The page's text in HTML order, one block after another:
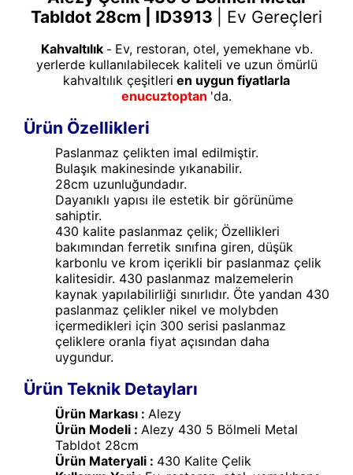
Tabldot 28cm | ID3913 Ev Gereçleri
Kahvaltılık- Ev, restoran, otel, yemekhane vb.
yerlerde kullanılabilecek kaliteli ve uzun ömürlü
kahvaltılık çeşitleri en uygun fiyatlarla
enucuztoptan 'da.
Ürün Özellikleri
Paslanmaz çelikten imal edilmiştir.
Bulaşık makinesinde yıkanabilir.
28cm uzunluğundadır.
Dayanıklı yapısı ile estetik bir görünüme
sahiptir.
430 kalite paslanmaz çelik; Özellikleri
bakımından ferretik sınıfına giren, düşük
karbonlu ve krom içerikli bir paslanmaz çelik
kalitesidir. 430 paslanmaz malzemelerin
kaynak yapılabilirliği sınırlıdır. Öte yandan 430
paslanmaz çelikler nikel ve molybden
içermedikleri için 300 serisi paslanmaz
çeliklere oranla fiyat açısından daha
uygundur.
Ürün Teknik Detayları
Ürün Markası : Alezy
Ürün Modeli : Alezy 430 5 Bölmeli Metal
Tabldot 28cm
Ürün Materyali : 430 Kalite Çelik